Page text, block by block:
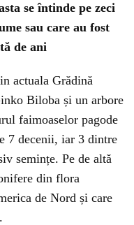
se întinde pe zeci
sau care au fost
de ani
actuala Grădină
Biloba și un arbore
faimoaselor pagode
7 decenii, iar 3 dintre
semințe. Pe de altă
din flora
de Nord și care